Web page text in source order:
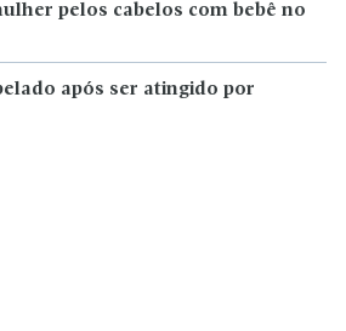
pelos cabelos com bebê no
após ser atingido por